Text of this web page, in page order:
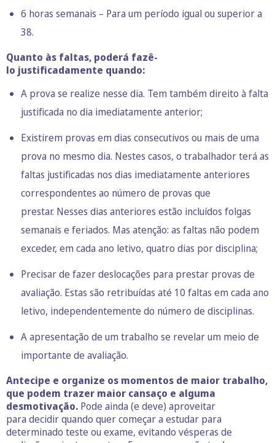
6 horas semanais – Para um período igual ou superior a
38.
Quanto às faltas, poderá fazê-
lo justificadamente quando:
A prova se realize nesse dia. Tem também direito à falta
justificada no dia imediatamente anterior;
Existirem provas em dias consecutivos ou mais de uma
prova no mesmo dia. Nestes casos, o trabalhador terá as
faltas justificadas nos dias imediatamente anteriores
correspondentes ao número de provas que
prestar. Nesses dias anteriores estão incluídos folgas
semanais e feriados. Mas atenção: as faltas não podem
exceder, em cada ano letivo, quatro dias por disciplina;
Precisar de fazer deslocações para prestar provas de
avaliação. Estas são retribuídas até 10 faltas em cada ano
letivo, independentemente do número de disciplinas.
A apresentação de um trabalho se revelar um meio de
importante de avaliação.
Antecipe e organize os momentos de maior trabalho,
que podem trazer maior cansaço e alguma
desmotivação. Pode ainda (e deve) aproveitar
para decidir quando quer começar a estudar para
determinado teste ou exame, evitando vésperas de